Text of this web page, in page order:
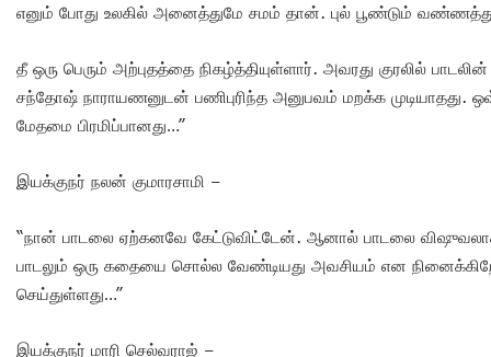
எனும் போது உலகில் அனைத்துமே சமம் தான். புல் பூண்டும்
தீ ஒரு பெரும் அற்புதத்தை நிகழ்த்தியுள்ளார். அவரது குரலில்
சந்தோஷ் நாராயணனுடன் பணிபுரிந்த அனுபவம் மறக்க முடியாதது.
மேதமை பிரமிப்பானது…”
இயக்குநர் நலன் குமாரசாமி –
“நான் பாடலை ஏற்கனவே கேட்டுவிட்டேன். ஆனால் பாடலை
பாடலும் ஒரு கதையை சொல்ல வேண்டியது அவசியம் என
செய்துள்ளது…”
இயக்குநர் மாரி செல்வராஜ் –